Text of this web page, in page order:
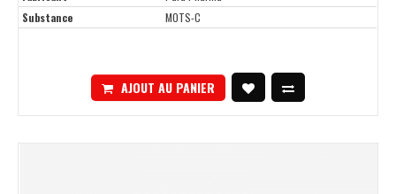
Substance
MOTS-C
AJOUT AU PANIER